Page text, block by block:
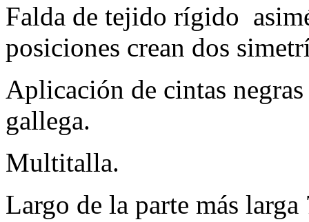
Falda de tejido rígido
posiciones crean dos
Aplicación de cintas
gallega.
Multitalla.
Largo de la parte más